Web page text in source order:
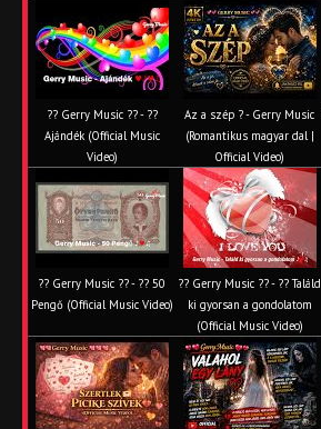
?? Gerry Music ?? - ??
Ajándék (Official Music
Video)
Az a szép ? - Gerry Music
(Romantikus magyar dal |
Official Video)
?? Gerry Music ?? - ?? 50
Pengő (Official Music Video)
?? Gerry Music ?? - ?? Találd
ki gyorsan a gondolatom
(Official Music Video)